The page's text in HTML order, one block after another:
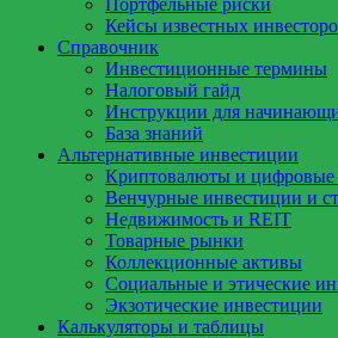
Портфельные риски
Кейсы известных
Справочник
Инвестиционные термины
Налоговый гайд
Инструкции для
База знаний
Альтернативные инвестиции
Криптовалюты и цифровые
Венчурные инвестиции и
Недвижимость и REIT
Товарные рынки
Коллекционные активы
Социальные и этические
Экзотические инвестиции
Калькуляторы и таблицы